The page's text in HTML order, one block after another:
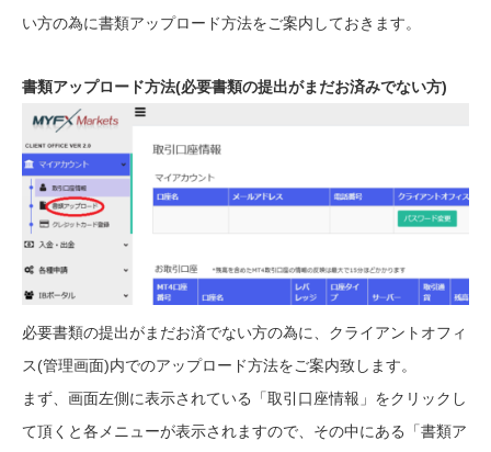
い方の為に書類アップロード方法をご案内しておきます。
書類アップロード方法(必要書類の提出がまだお済みでない方)
必要書類の提出がまだお済でない方の為に、クライアントオフィ
ス(管理画面)内でのアップロード方法をご案内致します。
まず、画面左側に表示されている「取引口座情報」をクリックし
て頂くと各メニューが表示されますので、その中にある「書類ア